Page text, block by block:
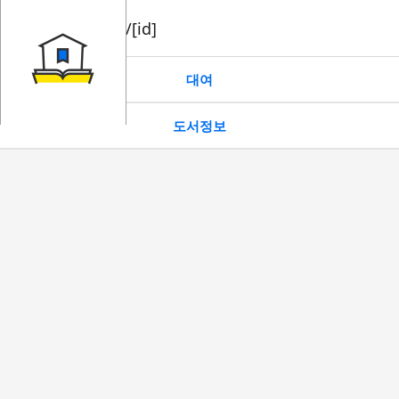
book/rent/[id]
대여
도서정보